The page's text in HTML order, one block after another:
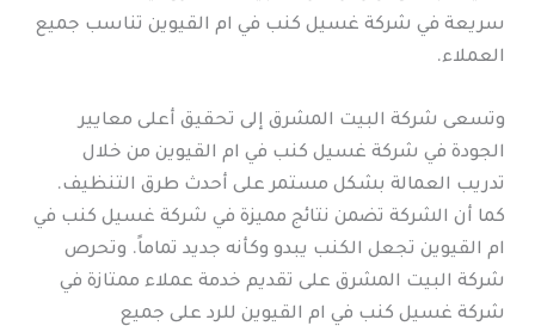
سريعة في شركة غسيل كنب في ام القيوين تناسب جميع
العملاء.
وتسعى شركة البيت المشرق إلى تحقيق أعلى معايير
الجودة في شركة غسيل كنب في ام القيوين من خلال
تدريب العمالة بشكل مستمر على أحدث طرق التنظيف.
كما أن الشركة تضمن نتائج مميزة في شركة غسيل كنب في
ام القيوين تجعل الكنب يبدو وكأنه جديد تماماً. وتحرص
شركة البيت المشرق على تقديم خدمة عملاء ممتازة في
شركة غسيل كنب في ام القيوين للرد على جميع